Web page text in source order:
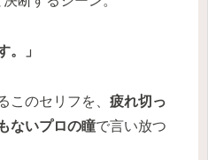
。」
このセリフを、 疲れ切っ
ないプロの瞳で言い放つ